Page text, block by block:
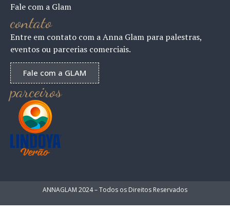
Fale com a Glam
contato
Entre em contato com a Anna Glam para palestras,
eventos ou parcerias comerciais.
Fale com a GLAM
parceiros
ANNAGLAM 2024 – Todos os Direitos Reservados